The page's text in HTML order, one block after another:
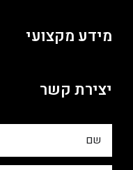
מידע מקצועי
יצירת קשר